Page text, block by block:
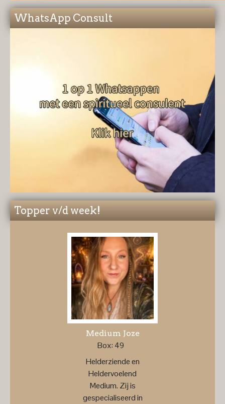
WhatsApp Consult
Topper v/d week!
Medium Joze
Box: 49
Helderziende en
Heldervoelend
Medium. Zij is
gespecialiseerd in